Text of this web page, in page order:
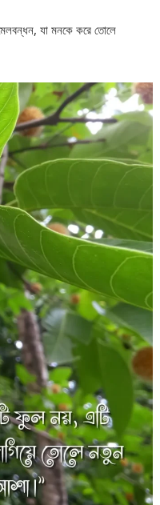
যা মনকে করে তোলে